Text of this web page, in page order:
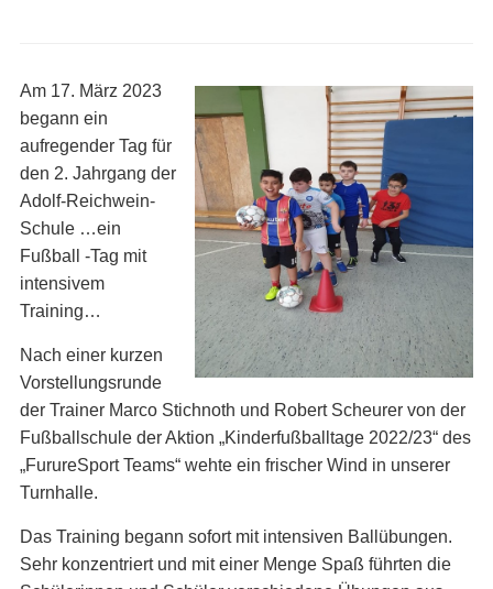
Am 17. März 2023
begann ein
aufregender Tag für
den 2. Jahrgang der
Adolf-Reichwein-
Schule …ein
Fußball -Tag mit
intensivem
Training…
Nach einer kurzen
Vorstellungsrunde
der Trainer Marco Stichnoth und Robert Scheurer von der
Fußballschule der Aktion „Kinderfußballtage 2022/23“ des
„FurureSport Teams“ wehte ein frischer Wind in unserer
Turnhalle.
Das Training begann sofort mit intensiven Ballübungen.
Sehr konzentriert und mit einer Menge Spaß führten die